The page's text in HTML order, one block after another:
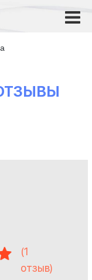
ОТЗЫВЫ
(1
отзыв)